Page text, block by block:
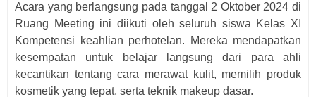
Acara yang berlangsung pada tanggal 2 Oktober 2024 di
Ruang Meeting ini diikuti oleh seluruh siswa Kelas XI
Kompetensi keahlian perhotelan. Mereka mendapatkan
kesempatan untuk belajar langsung dari para ahli
kecantikan tentang cara merawat kulit, memilih produk
kosmetik yang tepat, serta teknik makeup dasar.